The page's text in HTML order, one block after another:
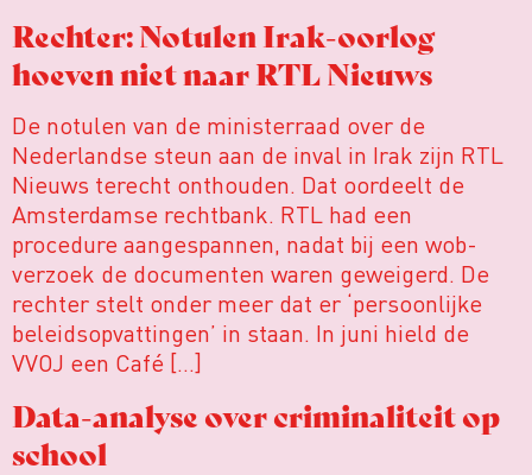
Rechter: Notulen Irak-oorlog
hoeven niet naar RTL Nieuws
De notulen van de ministerraad over de
Nederlandse steun aan de inval in Irak zijn RTL
Nieuws terecht onthouden. Dat oordeelt de
Amsterdamse rechtbank. RTL had een
procedure aangespannen, nadat bij een wob-
verzoek de documenten waren geweigerd. De
rechter stelt onder meer dat er ‘persoonlijke
beleidsopvattingen’ in staan. In juni hield de
VVOJ een Café […]
Data-analyse over criminaliteit op
school